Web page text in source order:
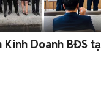
Doanh BĐS